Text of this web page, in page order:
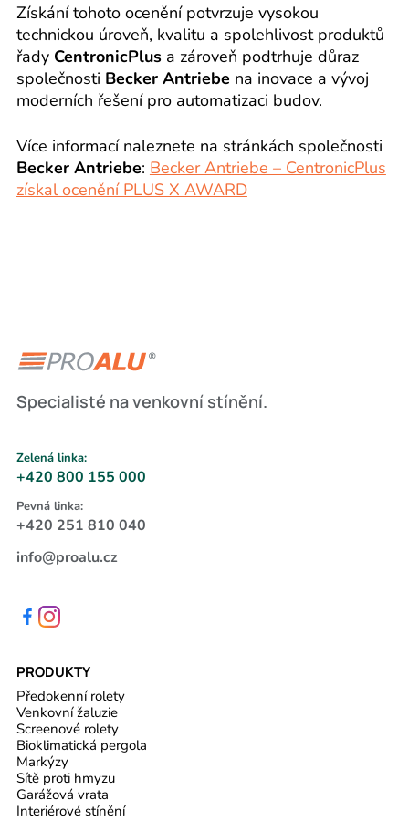
Získání tohoto ocenění potvrzuje vysokou
technickou úroveň, kvalitu a spolehlivost produktů
řady CentronicPlusa zároveň podtrhuje důraz
společnosti Becker Antriebe na inovace a vývoj
moderních řešení pro automatizaci budov.
Více informací naleznete na stránkách společnosti
Becker Antriebe: Becker Antriebe – CentronicPlus
získal ocenění PLUS X AWARD
Specialisté na venkovní stínění.
Zelená linka:
+420 800 155 000
Pevná linka:
+420 251 810 040
info@proalu.cz
PRODUKTY
Předokenní rolety
Venkovní žaluzie
Screenové rolety
Bioklimatická pergola
Markýzy
Sítě proti hmyzu
Garážová vrata
Interiérové stínění